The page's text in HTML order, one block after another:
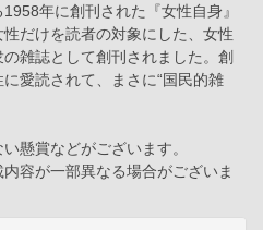
年に創刊された『女性自身』
だけを読者の対象にした、女性
雑誌として創刊されました。創
愛読されて、まさに“国民的雑
懸賞などがございます。
容が一部異なる場合がございま